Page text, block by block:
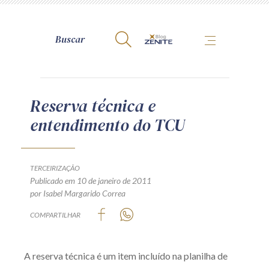
A Zênite
Como publicar conosco
Termos de uso
Guia de Direitos dos Titulares de Dados
Reserva técnica e
entendimento do TCU
TERCEIRIZAÇÃO
Publicado em 10 de janeiro de 2011
por Isabel Margarido Correa
COMPARTILHAR
A reserva técnica é um item incluído na planilha de